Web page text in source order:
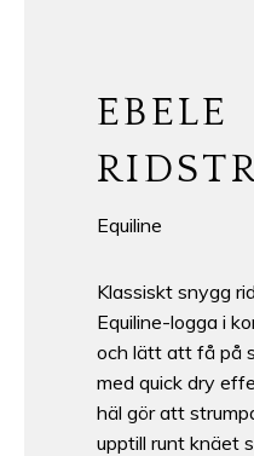
EBELE
Equiline
Klassiskt snygg
Equiline-logga i
och lätt att få på
med quick dry
häl gör att
upptill runt knäet